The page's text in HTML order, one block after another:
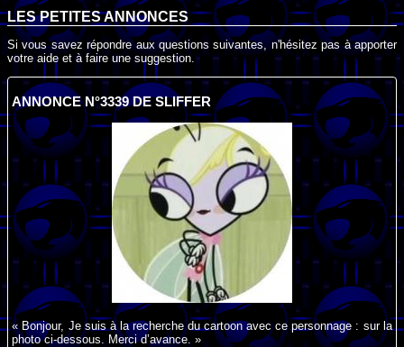
LES PETITES ANNONCES
Si vous savez répondre aux questions suivantes, n'hésitez pas à apporter
votre aide et à faire une suggestion.
ANNONCE N°3339 DE SLIFFER
« Bonjour, Je suis à la recherche du cartoon avec ce personnage : sur la
photo ci-dessous. Merci d’avance. »